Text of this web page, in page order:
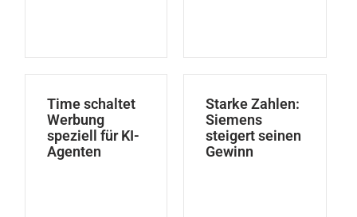
Time schaltet
Werbung
speziell für KI-
Agenten
Starke Zahlen:
Siemens
steigert seinen
Gewinn